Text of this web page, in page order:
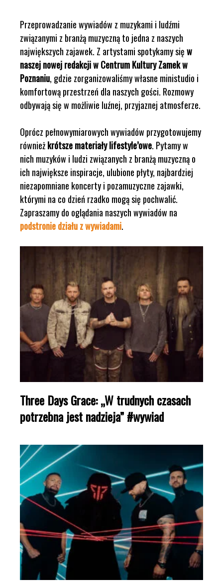
Przeprowadzanie wywiadów z muzykami i ludźmi
związanymi z branżą muzyczną to jedna z naszych
największych zajawek. Z artystami spotykamy sięw
naszej nowej redakcji w Centrum Kultury Zamek w
Poznaniu, gdzie zorganizowaliśmy własne ministudio i
komfortową przestrzeń dla naszych gości. Rozmowy
odbywają się w możliwie luźnej, przyjaznej atmosferze.
Oprócz pełnowymiarowych wywiadów przygotowujemy
równieżkrótsze materiały lifestyle’owe. Pytamy w
nich muzyków i ludzi związanych z branżą muzyczną o
ich największe inspiracje, ulubione płyty, najbardziej
niezapomniane koncerty i pozamuzyczne zajawki,
którymi na co dzień rzadko mogą się pochwalić.
Zapraszamy do oglądania naszych wywiadów na
podstronie działu z wywiadami.
Three Days Grace: „W trudnych czasach
potrzebna jest nadzieja” #wywiad